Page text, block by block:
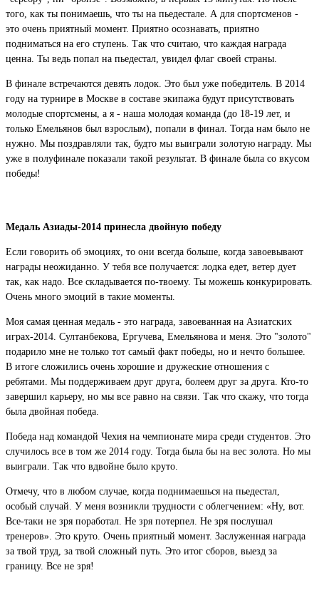
того, как ты понимаешь, что ты на пьедестале. А для спортсменов -
это очень приятный момент. Приятно осознавать, приятно
подниматься на его ступень. Так что считаю, что каждая награда
ценна. Ты ведь попал на пьедестал, увидел флаг своей страны.
В финале встречаются девять лодок. Это был уже победитель. В 2014
году на турнире в Москве в составе экипажа будут присутствовать
молодые спортсмены, а я - наша молодая команда (до 18-19 лет, и
только Емельянов был взрослым), попали в финал. Тогда нам было не
нужно. Мы поздравляли так, будто мы выиграли золотую награду. Мы
уже в полуфинале показали такой результат. В финале была со вкусом
победы!
Медаль Азиады-2014 принесла двойную победу
Если говорить об эмоциях, то они всегда больше, когда завоевывают
награды неожиданно. У тебя все получается: лодка едет, ветер дует
так, как надо. Все складывается по-твоему. Ты можешь конкурировать.
Очень много эмоций в такие моменты.
Моя самая ценная медаль - это награда, завоеванная на Азиатских
играх-2014. Султанбекова, Ергучева, Емельянова и меня. Это "золото"
подарило мне не только тот самый факт победы, но и нечто большее.
В итоге сложились очень хорошие и дружеские отношения с
ребятами. Мы поддерживаем друг друга, болеем друг за друга. Кто-то
завершил карьеру, но мы все равно на связи. Так что скажу, что тогда
была двойная победа.
Победа над командой Чехия на чемпионате мира среди студентов. Это
случилось все в том же 2014 году. Тогда была бы на вес золота. Но мы
выиграли. Так что вдвойне было круто.
Отмечу, что в любом случае, когда поднимаешься на пьедестал,
особый случай. У меня возникли трудности с облегчением: «Ну, вот.
Все-таки не зря поработал. Не зря потерпел. Не зря послушал
тренеров». Это круто. Очень приятный момент. Заслуженная награда
за твой труд, за твой сложный путь. Это итог сборов, выезд за
границу. Все не зря!